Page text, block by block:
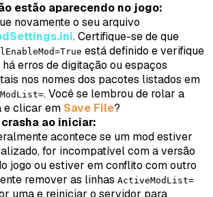
estão aparecendo no jogo:
novamente o seu arquivo
. Certifique-se de que
está definido e verifique
há erros de digitação ou espaços
nos nomes dos pacotes listados em
. Você se lembrou de rolar a
e clicar em Save File?
ao iniciar:
acontece se um mod estiver
for incompatível com a versão
jogo ou estiver em conflito com outro
remover as linhas ActiveModList=
uma e reiniciar o servidor para